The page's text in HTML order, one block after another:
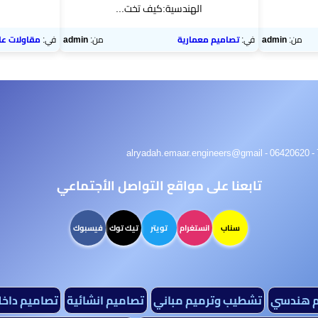
من:admin
الهندسية:كيف تخت...
في:تصاميم معمارية من:admin في:مقاولات
تابعنا على مواقع التواصل الأجتماعي
سناب انستغرام تويتر تيك توك فيسبوك
هندسي تشطيب وترميم مباني تصاميم انشائية تصاميم